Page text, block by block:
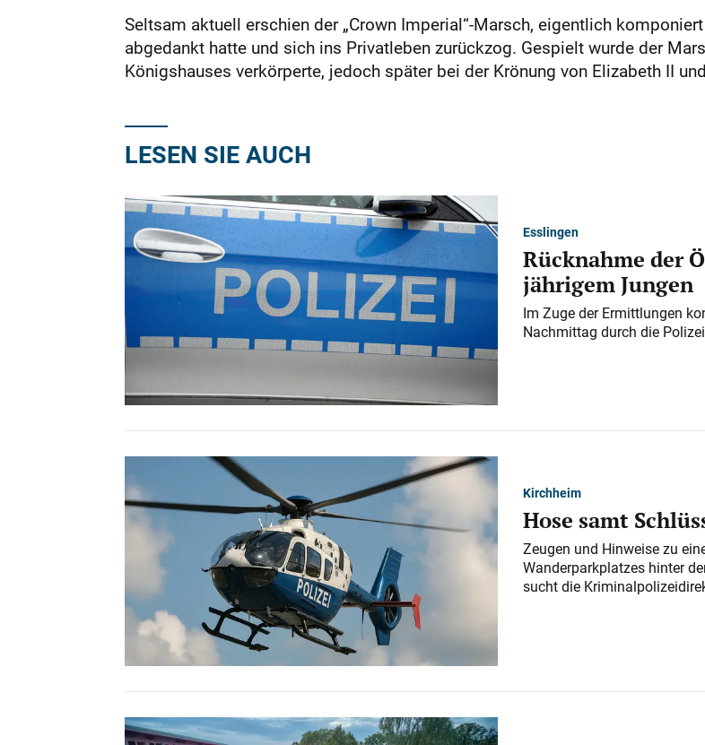
Seltsam aktuell erschien der „Crown Imperial“-Marsch, eigentlich
abgedankt hatte und sich ins Privatleben zurückzog. Gespielt wurde der
Königshauses verkörperte, jedoch später bei der Krönung von Elizabeth II
LESEN SIE AUCH
Esslingen
Rücknahme der
jährigem Jungen
Im Zuge der Ermittlungen
Nachmittag durch die
Kirchheim
Hose samt
Zeugen und Hinweise zu
Wanderparkplatzes hinter
sucht die